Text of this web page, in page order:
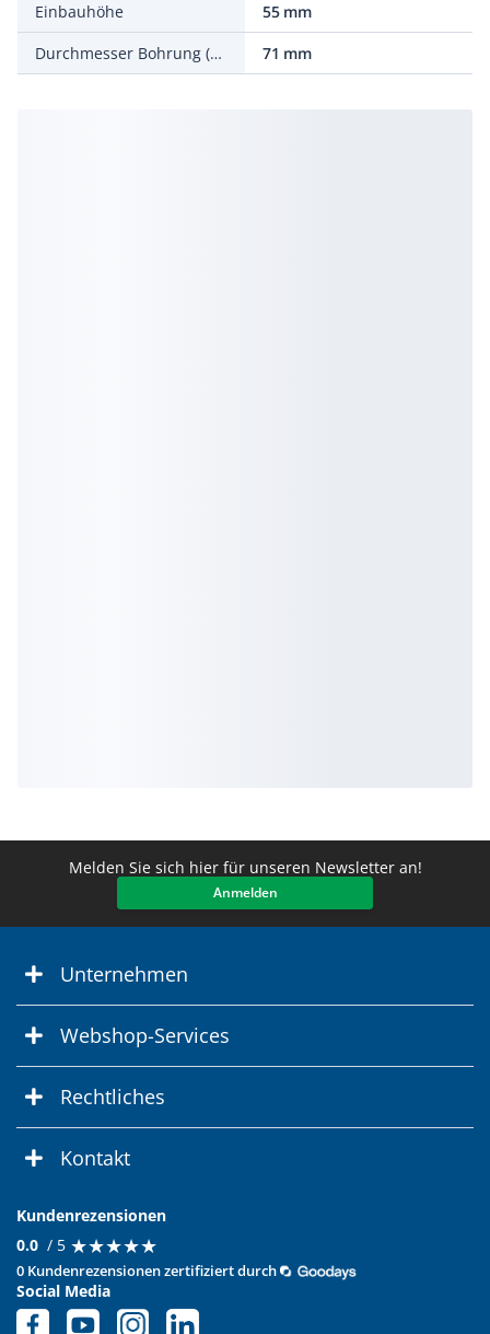
Einbauhöhe
55 mm
Durchmesser Bohrung (Öffnung)
71 mm
Melden Sie sich hier für unseren Newsletter an!
Anmelden
Unternehmen
Webshop-Services
Rechtliches
Kontakt
Kundenrezensionen
0.0 / 5 ★★★★★
★★★★★
0 Kundenrezensionen zertifiziert durch
Social Media